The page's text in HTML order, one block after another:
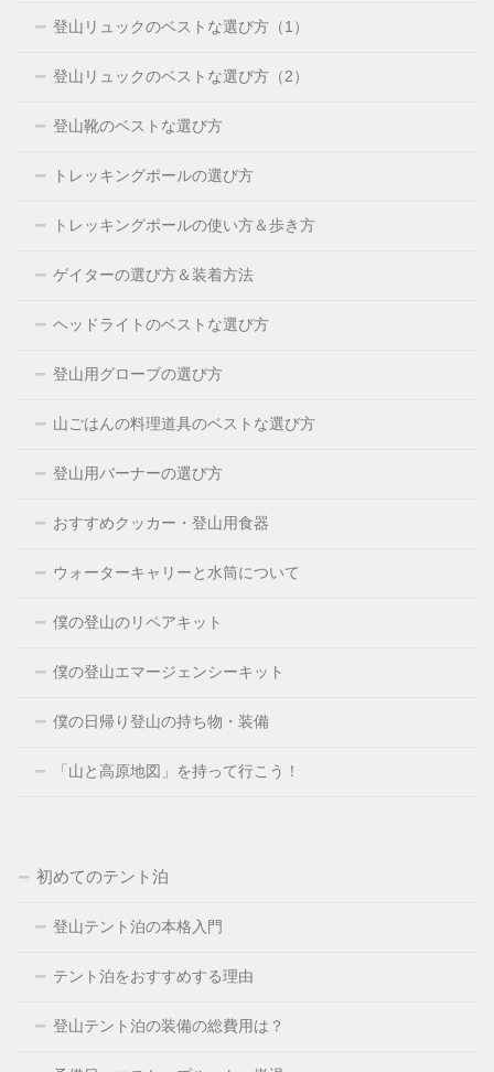
登山リュックのベストな選び方（1）
登山リュックのベストな選び方（2）
登山靴のベストな選び方
トレッキングポールの選び方
トレッキングポールの使い方＆歩き方
ゲイターの選び方＆装着方法
ヘッドライトのベストな選び方
登山用グローブの選び方
山ごはんの料理道具のベストな選び方
登山用バーナーの選び方
おすすめクッカー・登山用食器
ウォーターキャリーと水筒について
僕の登山のリペアキット
僕の登山エマージェンシーキット
僕の日帰り登山の持ち物・装備
「山と高原地図」を持って行こう！
初めてのテント泊
登山テント泊の本格入門
テント泊をおすすめする理由
登山テント泊の装備の総費用は？